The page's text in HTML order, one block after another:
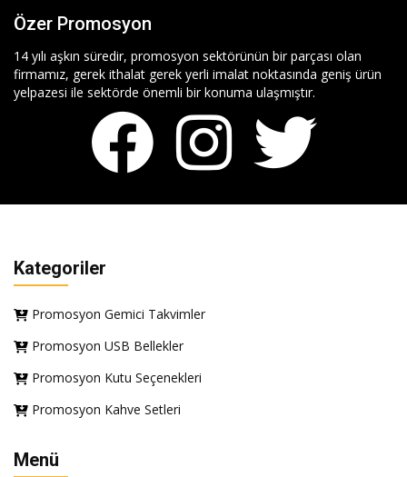
Özer Promosyon
14 yılı aşkın süredir, promosyon sektörünün bir parçası olan
firmamız, gerek ithalat gerek yerli imalat noktasında geniş ürün
yelpazesi ile sektörde önemli bir konuma ulaşmıştır.
Kategoriler
Promosyon Gemici Takvimler
Promosyon USB Bellekler
Promosyon Kutu Seçenekleri
Promosyon Kahve Setleri
Menü